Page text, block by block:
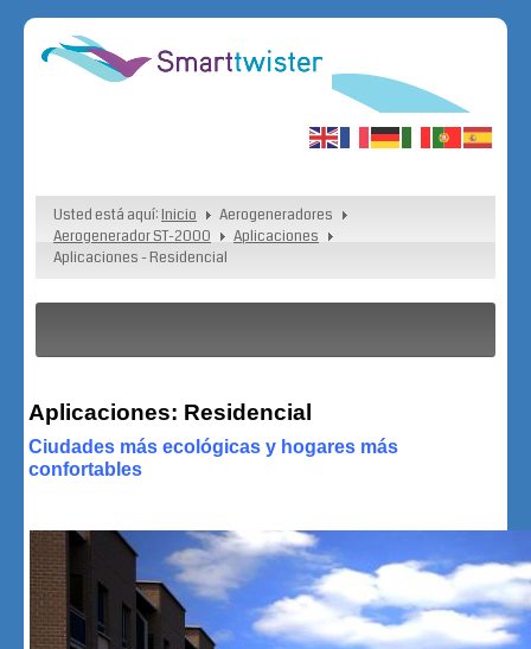
Usted está aquí:Inicio
Aerogeneradores
Aerogenerador ST-2000
Aplicaciones
Aplicaciones - Residencial
Aplicaciones: Residencial
Ciudades más ecológicas y hogares más
confortables